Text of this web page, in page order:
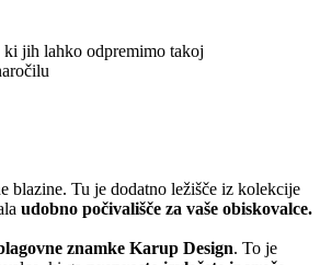
jih lahko odpremimo takoj
blazine. Tu je dodatno ležišče iz kolekcije
udobno počivališče za vaše obiskovalce.
znamke Karup Design. To je